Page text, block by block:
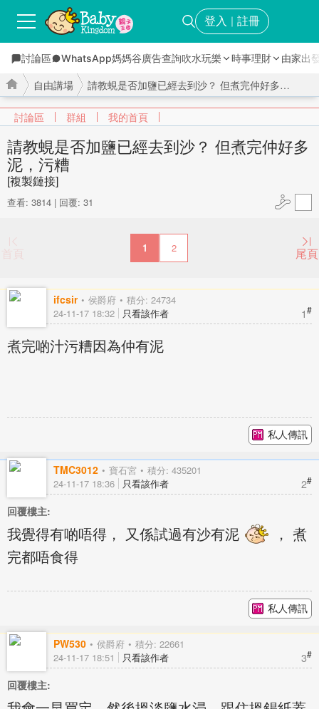
登入 ｜ 註冊
討論區 WhatsApp媽媽谷廣告查詢吹水玩樂 時事理財 由家出
討論區 群組 我的首頁
自由講場 請教蜆是否加鹽已經去到沙？ 但煮完仲好多泥，污糟 ...
查看: 3814 | 回覆: 31
請教蜆是否加鹽已經去到沙？ 但煮完仲好多
泥，污糟
[複製鏈接]
首頁 1 2 尾頁
ifcsir 侯爵府 積分: 24734
1#
24-11-17 18:32 只看該作者
煮完啲汁污糟因為仲有泥
私人傳訊
TMC3012 寶石宮 積分: 435201
2#
24-11-17 18:36 只看該作者
回覆樓主:
我覺得有啲唔得， 又係試過有沙有泥
， 煮
完都唔食得
私人傳訊
PW530 侯爵府 積分: 22661
3#
24-11-17 18:51 只看該作者
回覆樓主: